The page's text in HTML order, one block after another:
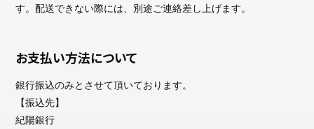
す。配送できない際には、別途ご連絡差し上げます。
お支払い方法について
銀行振込のみとさせて頂いております。
【振込先】
紀陽銀行